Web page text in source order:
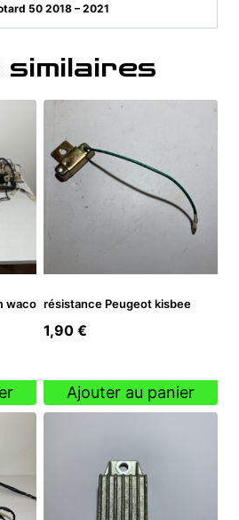
50 2018 – 2021
waco résistance Peugeot kisbee
1,90 €
Ajouter au panier